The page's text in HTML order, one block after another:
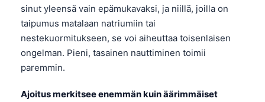
sinut yleensä vain epämukavaksi, ja niillä, joilla on
taipumus matalaan natriumiin tai
nestekuormitukseen, se voi aiheuttaa toisenlaisen
ongelman. Pieni, tasainen nauttiminen toimii
paremmin.
Ajoitus merkitsee enemmän kuin äärimmäiset
اردو
मराठी
తెలుగు
தமிழ்